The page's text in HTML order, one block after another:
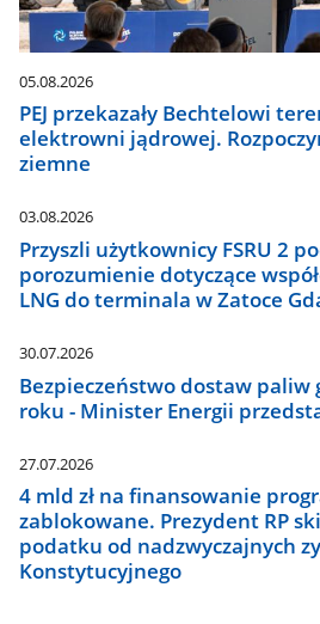
05.08.2026
PEJ przekazały Bechtelowi
elektrowni jądrowej.
ziemne
03.08.2026
Przyszli użytkownicy FSRU 2
porozumienie dotyczące
LNG do terminala w Zatoce
30.07.2026
Bezpieczeństwo dostaw paliw
roku - Minister Energii
27.07.2026
4 mld zł na finansowanie
zablokowane. Prezydent RP
podatku od nadzwyczajnych
Konstytucyjnego